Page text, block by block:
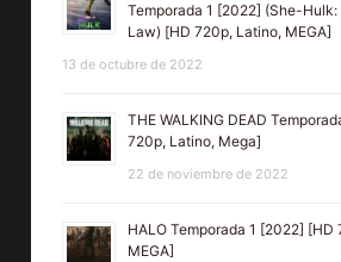
Temporada 1 [2022] (She-
Law) [HD 720p, Latino, MEGA]
13 de octubre de 2022
THE WALKING DEAD
720p, Latino, Mega]
22 de noviembre de 2022
HALO Temporada 1 [2022] [HD
MEGA]